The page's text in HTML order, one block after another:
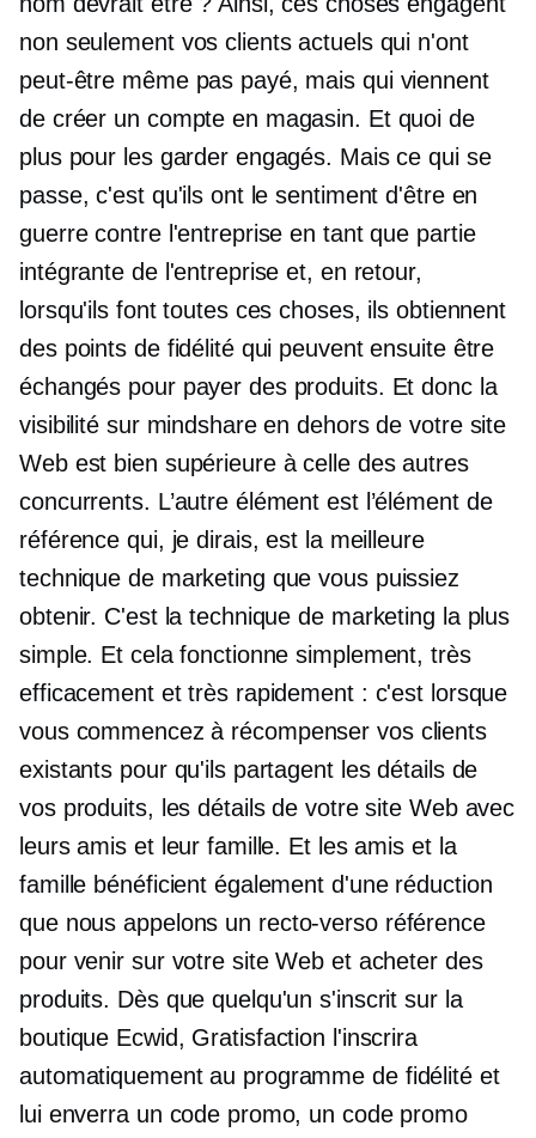
non seulement vos clients actuels qui n'ont
peut-être même pas payé, mais qui viennent
de créer un compte en magasin. Et quoi de
plus pour les garder engagés. Mais ce qui se
passe, c'est qu'ils ont le sentiment d'être en
guerre contre l'entreprise en tant que partie
intégrante de l'entreprise et, en retour,
lorsqu'ils font toutes ces choses, ils obtiennent
des points de fidélité qui peuvent ensuite être
échangés pour payer des produits. Et donc la
visibilité sur mindshare en dehors de votre site
Web est bien supérieure à celle des autres
concurrents. L’autre élément est l’élément de
référence qui, je dirais, est la meilleure
technique de marketing que vous puissiez
obtenir. C'est la technique de marketing la plus
simple. Et cela fonctionne simplement, très
efficacement et très rapidement : c'est lorsque
vous commencez à récompenser vos clients
existants pour qu'ils partagent les détails de
vos produits, les détails de votre site Web avec
leurs amis et leur famille. Et les amis et la
famille bénéficient également d'une réduction
que nous appelons un recto-versoréférence
pour venir sur votre site Web et acheter des
produits. Dès que quelqu'un s'inscrit sur la
boutique Ecwid, Gratisfaction l'inscrira
automatiquement au programme de fidélité et
lui enverra un code promo, un code promo